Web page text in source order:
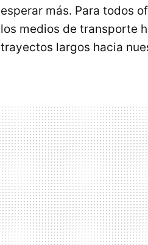
esperar más. Para todos
los medios de transporte
trayectos largos hacia